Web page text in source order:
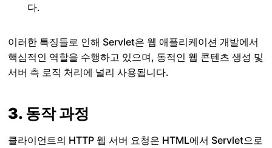
다.
이러한 특징들로 인해 Servlet은 웹 애플리케이션 개발에서
핵심적인 역할을 수행하고 있으며, 동적인 웹 콘텐츠 생성 및
서버 측 로직 처리에 널리 사용됩니다.
3. 동작 과정
클라이언트의 HTTP 웹 서버 요청은 HTML에서 Servlet으로